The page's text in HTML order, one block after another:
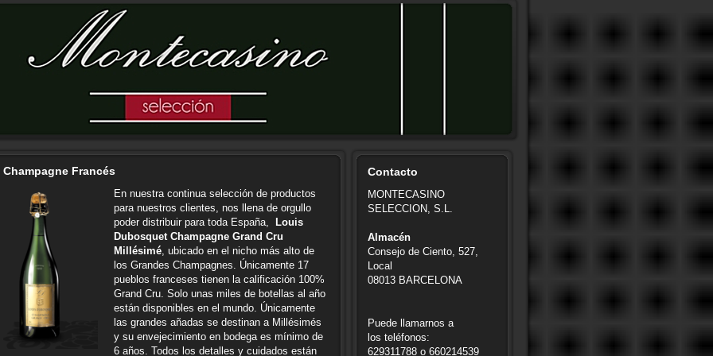
Champagne Francés
En nuestra continua selección de productos
para nuestros clientes, nos llena de orgullo
poder distribuir para toda España,
Louis
Dubosquet Champagne Grand Cru
Millésimé, ubicado en el nicho más alto de
los Grandes Champagnes. Únicamente 17
pueblos franceses tienen la calificación 100%
Grand Cru. Solo unas miles de botellas al año
están disponibles en el mundo. Únicamente
las grandes añadas se destinan a Millésimés
y su envejecimiento en bodega es mínimo de
6 años. Todos los detalles y cuidados están
Contacto
MONTECASINO
SELECCION, S.L.
Almacén
Consejo de Ciento, 527,
Local
08013 BARCELONA
Puede llamarnos a
los teléfonos:
629311788 o 660214539